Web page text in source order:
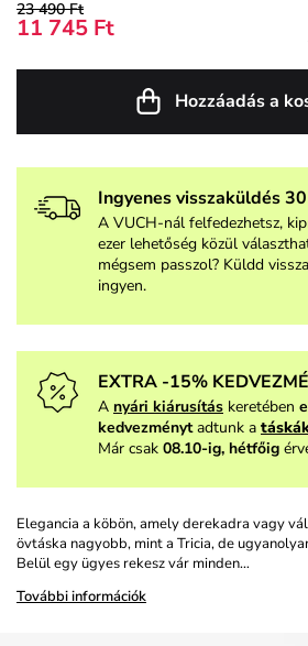
23 490 Ft
11 745 Ft
Hozzáadás a
Ingyenes visszaküldés
A VUCH-nál felfedezhetsz,
ezer lehetőség közül
mégsem passzol? Küldd
ingyen.
EXTRA -15%
A nyári kiárusítás keretében
kedvezménytadtunk a
Már csak 08.10-ig, hétfőig
Elegancia a köbön, amely derekadra vagy
övtáska nagyobb, mint a Tricia, de
Belül egy ügyes rekesz vár minden…
További információk